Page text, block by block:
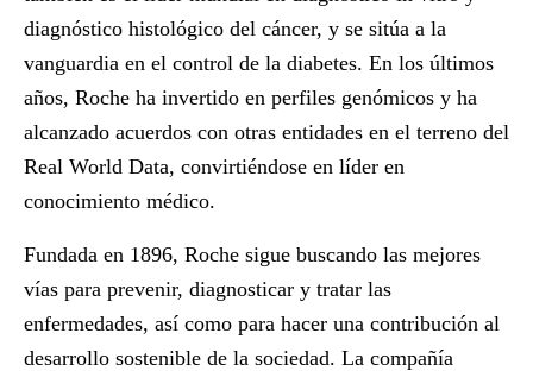
diagnóstico histológico del cáncer, y se sitúa a la
vanguardia en el control de la diabetes. En los últimos
años, Roche ha invertido en perfiles genómicos y ha
alcanzado acuerdos con otras entidades en el terreno del
Real World Data, convirtiéndose en líder en
conocimiento médico.
Fundada en 1896, Roche sigue buscando las mejores
vías para prevenir, diagnosticar y tratar las
enfermedades, así como para hacer una contribución al
desarrollo sostenible de la sociedad. La compañía